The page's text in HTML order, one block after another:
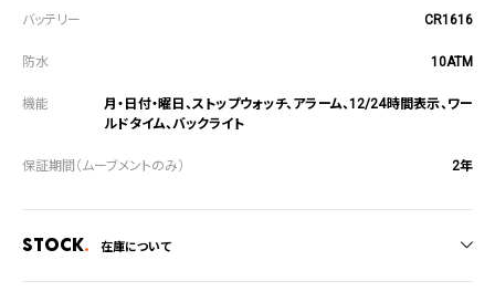
CR1616
10ATM
月・日付・曜日、ストップウォッチ、アラーム、12/24時間表示、ワー
ルドタイム、バックライト
2年
Stock 在庫について